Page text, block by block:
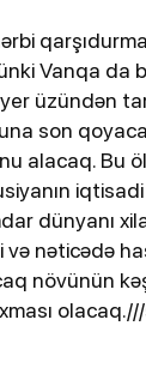
Vanqa da
üzündən
son
alacaq. Bu
dünyanı
nəticədə
növünün